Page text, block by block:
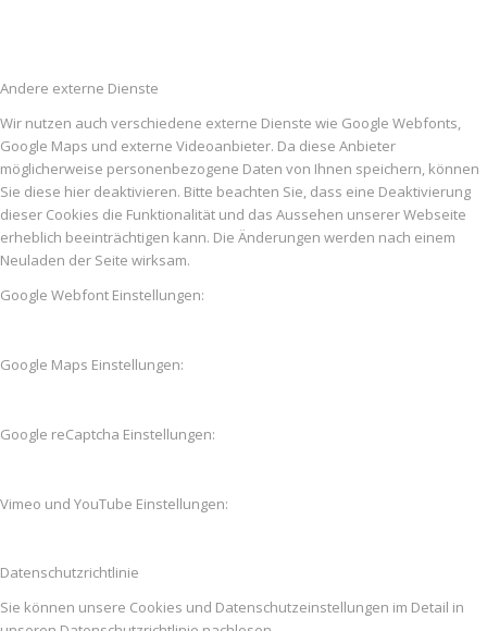
Andere externe Dienste
Wir nutzen auch verschiedene externe Dienste wie Google Webfonts,
Google Maps und externe Videoanbieter. Da diese Anbieter
möglicherweise personenbezogene Daten von Ihnen speichern, können
Sie diese hier deaktivieren. Bitte beachten Sie, dass eine Deaktivierung
dieser Cookies die Funktionalität und das Aussehen unserer Webseite
erheblich beeinträchtigen kann. Die Änderungen werden nach einem
Neuladen der Seite wirksam.
Google Webfont Einstellungen:
Google Maps Einstellungen:
Google reCaptcha Einstellungen:
Vimeo und YouTube Einstellungen:
Datenschutzrichtlinie
Sie können unsere Cookies und Datenschutzeinstellungen im Detail in